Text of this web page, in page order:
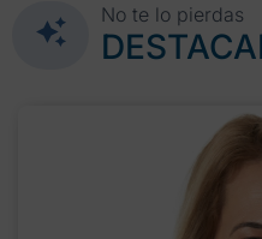
No te lo pierdas